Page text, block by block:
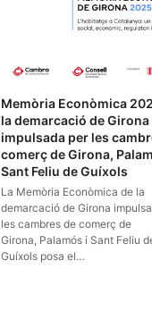
Memòria Econòmica
la demarcació de Girona
impulsada per les
comerç de Girona,
Sant Feliu de Guíxols
La Memòria Econòmica de la
demarcació de Girona
les cambres de comerç de
Girona, Palamós i Sant Feliu
Guíxols posa el…